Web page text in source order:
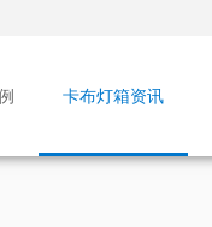
卡布灯箱资讯